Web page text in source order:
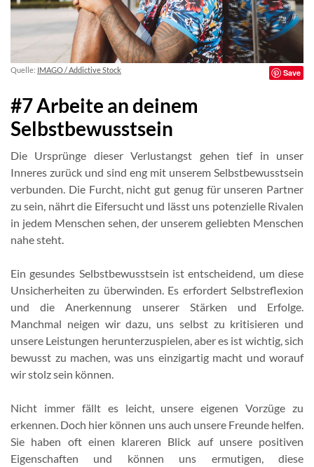
Quelle: IMAGO / Addictive Stock Save
#7 Arbeite an deinem
Selbstbewusstsein
Die Ursprünge dieser Verlustangst gehen tief in unser
Inneres zurück und sind eng mit unserem Selbstbewusstsein
verbunden. Die Furcht, nicht gut genug für unseren Partner
zu sein, nährt die Eifersucht und lässt uns potenzielle Rivalen
in jedem Menschen sehen, der unserem geliebten Menschen
nahe steht.
Ein gesundes Selbstbewusstsein ist entscheidend, um diese
Unsicherheiten zu überwinden. Es erfordert Selbstreflexion
und die Anerkennung unserer Stärken und Erfolge.
Manchmal neigen wir dazu, uns selbst zu kritisieren und
unsere Leistungen herunterzuspielen, aber es ist wichtig, sich
bewusst zu machen, was uns einzigartig macht und worauf
wir stolz sein können.
Nicht immer fällt es leicht, unsere eigenen Vorzüge zu
erkennen. Doch hier können uns auch unsere Freunde helfen.
Sie haben oft einen klareren Blick auf unsere positiven
Eigenschaften und können uns ermutigen, diese